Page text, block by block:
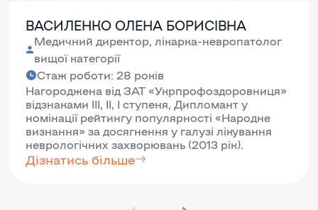
ВАСИЛЕНКО ОЛЕНА БОРИСІВНА
Медичний директор, лікарка-невропатолог
вищої категорії
Стаж роботи: 28 років
Нагороджена від ЗАТ «Укрпрофоздоровниця»
відзнаками III, II, I ступеня, Дипломант у
номінації рейтингу популярності «Народне
визнання» за досягнення у галузі лікування
неврологічних захворювань (2013 рік).
Дізнатись більше